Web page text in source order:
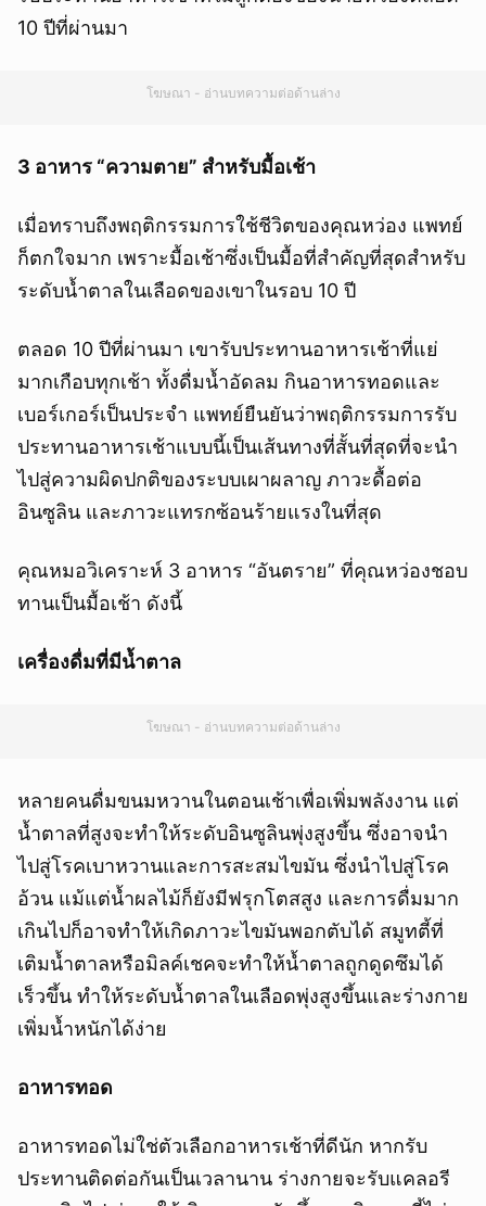
10 ปีที่ผ่านมา
โฆษณา - อ่านบทความต่อด้านล่าง
3 อาหาร “ความตาย” สำหรับมื้อเช้า
เมื่อทราบถึงพฤติกรรมการใช้ชีวิตของคุณหว่อง แพทย์
ก็ตกใจมาก เพราะมื้อเช้าซึ่งเป็นมื้อที่สำคัญที่สุดสำหรับ
ระดับน้ำตาลในเลือดของเขาในรอบ 10 ปี
ตลอด 10 ปีที่ผ่านมา เขารับประทานอาหารเช้าที่แย่
มากเกือบทุกเช้า ทั้งดื่มน้ำอัดลม กินอาหารทอดและ
เบอร์เกอร์เป็นประจำ แพทย์ยืนยันว่าพฤติกรรมการรับ
ประทานอาหารเช้าแบบนี้เป็นเส้นทางที่สั้นที่สุดที่จะนำ
ไปสู่ความผิดปกติของระบบเผาผลาญ ภาวะดื้อต่อ
อินซูลิน และภาวะแทรกซ้อนร้ายแรงในที่สุด
คุณหมอวิเคราะห์ 3 อาหาร “อันตราย” ที่คุณหว่องชอบ
ทานเป็นมื้อเช้า ดังนี้
เครื่องดื่มที่มีน้ำตาล
โฆษณา - อ่านบทความต่อด้านล่าง
หลายคนดื่มขนมหวานในตอนเช้าเพื่อเพิ่มพลังงาน แต่
น้ำตาลที่สูงจะทำให้ระดับอินซูลินพุ่งสูงขึ้น ซึ่งอาจนำ
ไปสู่โรคเบาหวานและการสะสมไขมัน ซึ่งนำไปสู่โรค
อ้วน แม้แต่น้ำผลไม้ก็ยังมีฟรุกโตสสูง และการดื่มมาก
เกินไปก็อาจทำให้เกิดภาวะไขมันพอกตับได้ สมูทตี้ที่
เติมน้ำตาลหรือมิลค์เชคจะทำให้น้ำตาลถูกดูดซึมได้
เร็วขึ้น ทำให้ระดับน้ำตาลในเลือดพุ่งสูงขึ้นและร่างกาย
เพิ่มน้ำหนักได้ง่าย
อาหารทอด
อาหารทอดไม่ใช่ตัวเลือกอาหารเช้าที่ดีนัก หากรับ
ประทานติดต่อกันเป็นเวลานาน ร่างกายจะรับแคลอรี